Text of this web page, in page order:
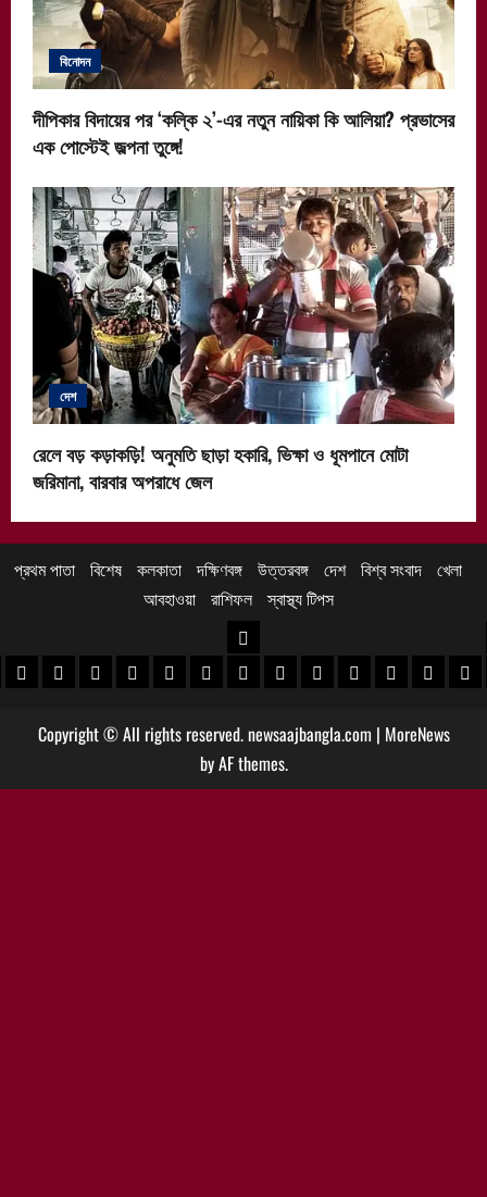
বিনোদন
দীপিকার বিদায়ের পর ‘কল্কি ২’-এর নতুন নায়িকা কি আলিয়া? প্রভাসের
এক পোস্টেই জল্পনা তুঙ্গে!
দেশ
রেলে বড় কড়াকড়ি! অনুমতি ছাড়া হকারি, ভিক্ষা ও ধূমপানে মোটা
জরিমানা, বারবার অপরাধে জেল
প্রথম পাতা বিশেষ কলকাতা দক্ষিণবঙ্গ উত্তরবঙ্গ দেশ বিশ্ব সংবাদ খেলা
আবহাওয়া
রাশিফল স্বাস্থ্য টিপস
খবর
খবর
পুরুলিয়া খবর
বাঁকুড়া খবরপশ্চিম বর্ধমান খবর
পূর্ব বর্ধমান খবর
বীরভূম খবরমুর্শিদাবাদ খবর
উত্তরবঙ্গ
কোচবিহার নিউজ
আলিপুরদুয়ার খবর
জলপাইগুড়ি খবর
শিলিগুড়ি খবর
উত্তরদক্ষিণ
Copyright © All rights reserved. newsaajbangla.com | MoreNews
by AF themes.